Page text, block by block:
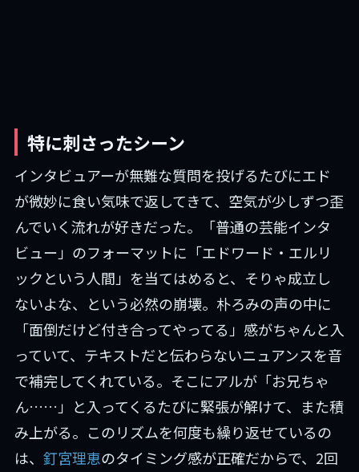
特に刺さったシーン
インタビュアーが無難な質問を投げるたびにエド
が微妙に食い気味で返してきて、空気が少しずつ歪
んでいく流れが好きだった。「普通の芸能インタ
ビュー」のフォーマットに「エドワード・エルリ
ックという人間」を当てはめると、そりゃ成立し
ないよな、という必然の崩壊。朴ろみの声の中に
「面倒だけど付き合ってやってる」感がちゃんと入
っていて、テキストだと伝わらないニュアンスを音
で補完してくれている。そこにアルが「お兄ちゃ
ん……」と入ってくるたびに緊張が解けて、また積
み上がる。このリズムを何度も繰り返せているの
は、 釘宮理恵のタイミング感が正確だからで、2回